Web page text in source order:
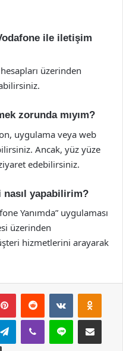
ile iletişim
üzerinden
zorunda mıyım?
uygulama veya web
Ancak, yüz yüze
edebilirsiniz.
yapabilirim?
Yanımda” uygulaması
üzerinden
hizmetlerini arayarak
PinterestReddit VKontakte
TelegramViber Line E-Posta ile
Yazdır